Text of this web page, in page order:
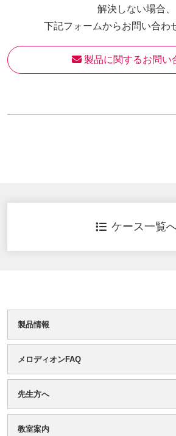
解決しない場合、
下記フォームからお問い合わ
製品に関するお問い
ケース一覧
製品情報
メロディオンFAQ
先生方へ
教室案内